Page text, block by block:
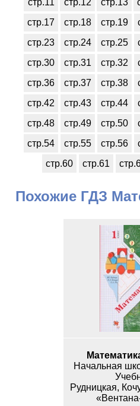
стр.11 стр.12 стр.13
стр.17
стр.18 стр.19
стр.23
стр.24 стр.25
стр.30
стр.31 стр.32
стр.36
стр.37 стр.38
стр.42
стр.43 стр.44
стр.48
стр.49 стр.50
стр.54
стр.55 стр.56
стр.60
стр.61
Похожие ГДЗ
Начальная
Рудницкая,